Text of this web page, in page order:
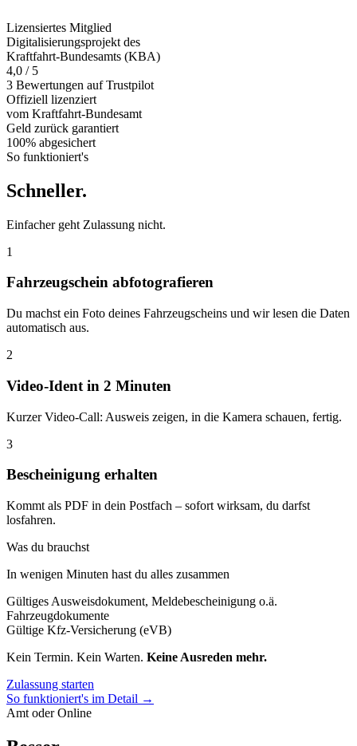
Lizensiertes Mitglied
Digitalisierungsprojekt des
Kraftfahrt-Bundesamts (KBA)
4,0 / 5
3 Bewertungen auf Trustpilot
Offiziell lizenziert
vom Kraftfahrt-Bundesamt
Geld zurück garantiert
100% abgesichert
So funktioniert's
Schneller.
Einfacher geht Zulassung nicht.
1
Fahrzeugschein abfotografieren
Du machst ein Foto deines Fahrzeugscheins und wir lesen die Daten
automatisch aus.
2
Video-Ident in 2 Minuten
Kurzer Video-Call: Ausweis zeigen, in die Kamera schauen, fertig.
3
Bescheinigung erhalten
Kommt als PDF in dein Postfach – sofort wirksam, du darfst
losfahren.
Was du brauchst
In wenigen Minuten hast du alles zusammen
Gültiges Ausweisdokument, Meldebescheinigung o.ä.
Fahrzeugdokumente
Gültige Kfz-Versicherung (eVB)
Kein Termin. Kein Warten. Keine Ausreden mehr.
Zulassung starten
So funktioniert's im Detail →
Amt oder Online